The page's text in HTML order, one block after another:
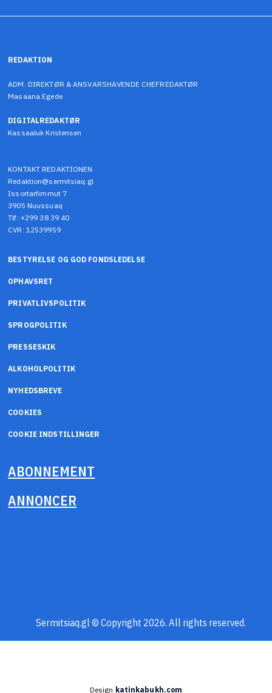
REDAKTION
ADM. DIREKTØR & ANSVARSHAVENDE CHEFREDAKTØR
Masaana Egede
DIGITALREDAKTØR
Kassaaluk Kristensen
KONTAKT REDAKTIONEN
Redaktion@sermitsiaq.gl
Issortarfimmut 7
3905 Nuussuaq
Tlf: +299 38 39 40
CVR: 12539959
BESTYRELSE OG GOD FONDSLEDELSE
OPHAVSRET
PRIVATLIVSPOLITIK
SPROGPOLITIK
PRESSESKIK
ALKOHOLPOLITIK
NYHEDSBREVE
COOKIES
COOKIE INDSTILLINGER
ABONNEMENT
ANNONCER
Sermitsiaq.gl © Copyright 2026. All rights reserved.
Design katinkabukh.com